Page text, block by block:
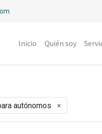
Inicio Quién soy
autónomos ×